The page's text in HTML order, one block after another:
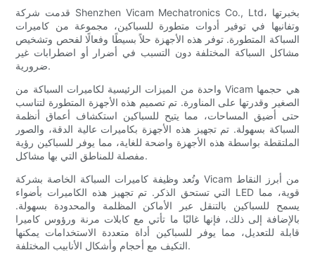
قدمت شركة Shenzhen Vicam Mechatronics Co., Ltd، بخبرتها
وتفانيها في توفير أدوات متطورة للسباكين، مجموعة من كاميرات
السباكة المتطورة. توفر هذه الأجهزة حلاً بسيطًا وفعالًا لفحص وتشخيص
مشاكل السباكة المختلفة دون التسبب في أضرار أو اضطرابات غير
ضرورية.
واحدة من الميزات الرئيسية لكاميرات السباكة من Vicam هي حجمها
الصغير وقدرتها على المناورة. تم تصميم هذه الأجهزة المتطورة لتناسب
حتى أضيق المساحات، مما يتيح للسباكين استكشاف أعماق أنظمة
السباكة بسهولة. تم تجهيز هذه الأجهزة بكاميرات عالية الدقة، والصور
الملتقطة بواسطة هذه الأجهزة واضحة للغاية، مما يوفر للسباكين رؤية
مفصلة للمناطق التي بها مشاكل.
وتُعد وظيفة كاميرات السباكة الخاصة بشركة Vicam من أبرز النقاط
التي تستحق الذكر. تم تجهيز هذه الكاميرات بأضواء LED قوية، مما
يسمح للسباكين بالتنقل عبر الأماكن المظلمة والمحدودة بسهولة.
بالإضافة إلى ذلك، فإنها غالبًا ما تأتي مع كابلات مرنة ورؤوس كاميرا
قابلة للتعديل، مما يوفر للسباكين أداة متعددة الاستخدامات يمكنها
التكيف مع أحجام وأشكال الأنابيب المختلفة.